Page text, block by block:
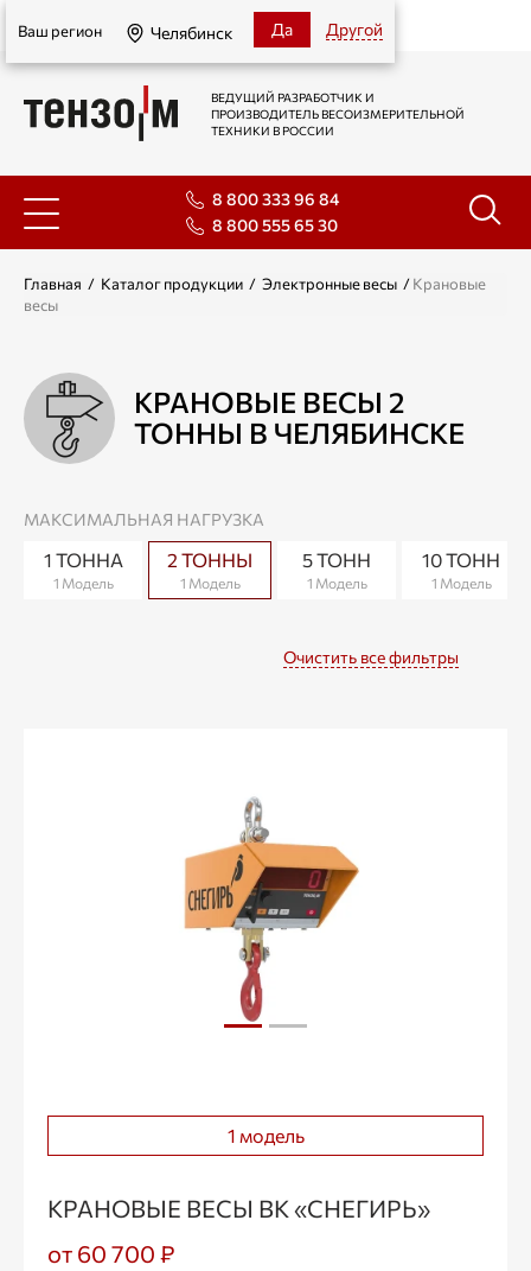
Челябинск
Ваш регион Челябинск Да Другой
ВЕДУЩИЙ РАЗРАБОТЧИК И
ПРОИЗВОДИТЕЛЬ ВЕСОИЗМЕРИТЕЛЬНОЙ
ТЕХНИКИ В РОССИИ
8 800 333 96 84
8 800 555 65 30
Главная / Каталог продукции / Электронные весы /Крановые
весы
КРАНОВЫЕ ВЕСЫ 2
ТОННЫ В ЧЕЛЯБИНСКЕ
МАКСИМАЛЬНАЯ НАГРУЗКА
1 ТОННА
1 Модель
2 ТОННЫ
1 Модель
5 ТОНН
1 Модель
10 ТОНН
1 Модель
Очистить все фильтры
1 модель
КРАНОВЫЕ ВЕСЫ ВК «СНЕГИРЬ»
от 60 700 ₽